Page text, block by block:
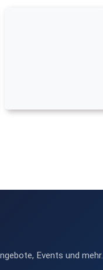
Events und mehr.